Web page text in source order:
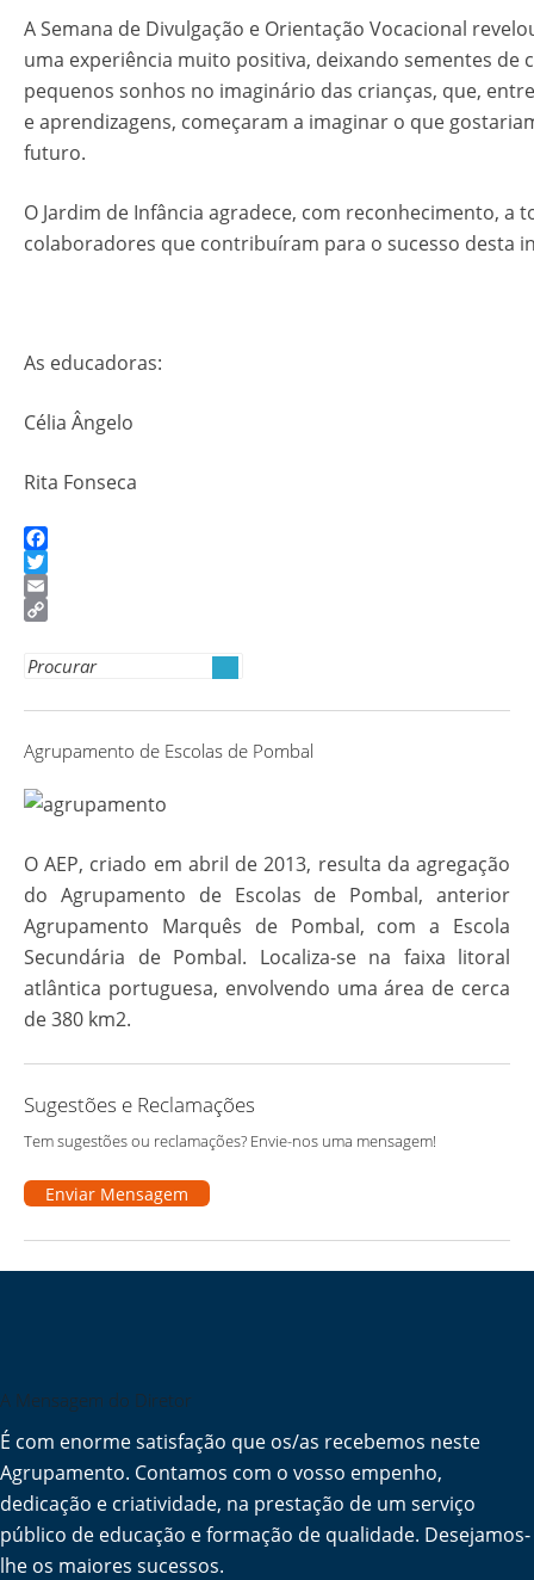
A Semana de Divulgação e Orientação Vocacional
uma experiência muito positiva, deixando sementes de
pequenos sonhos no imaginário das crianças, que,
e aprendizagens, começaram a imaginar o que
futuro.
O Jardim de Infância agradece, com reconhecimento, a
colaboradores que contribuíram para o sucesso desta
As educadoras:
Célia Ângelo
Rita Fonseca
Facebook
Twitter
Email
Link
Search
Agrupamento de Escolas de Pombal
O AEP, criado em abril de 2013, resulta da agregação
do Agrupamento de Escolas de Pombal, anterior
Agrupamento Marquês de Pombal, com a Escola
Secundária de Pombal. Localiza-se na faixa litoral
atlântica portuguesa, envolvendo uma área de cerca
de 380 km2.
Sugestões e Reclamações
Tem sugestões ou reclamações? Envie-nos uma mensagem!
Enviar Mensagem
A Mensagem do Diretor
É com enorme satisfação que os/as recebemos neste
Agrupamento. Contamos com o vosso empenho,
dedicação e criatividade, na prestação de um serviço
público de educação e formação de qualidade. Desejamos-
lhe os maiores sucessos.